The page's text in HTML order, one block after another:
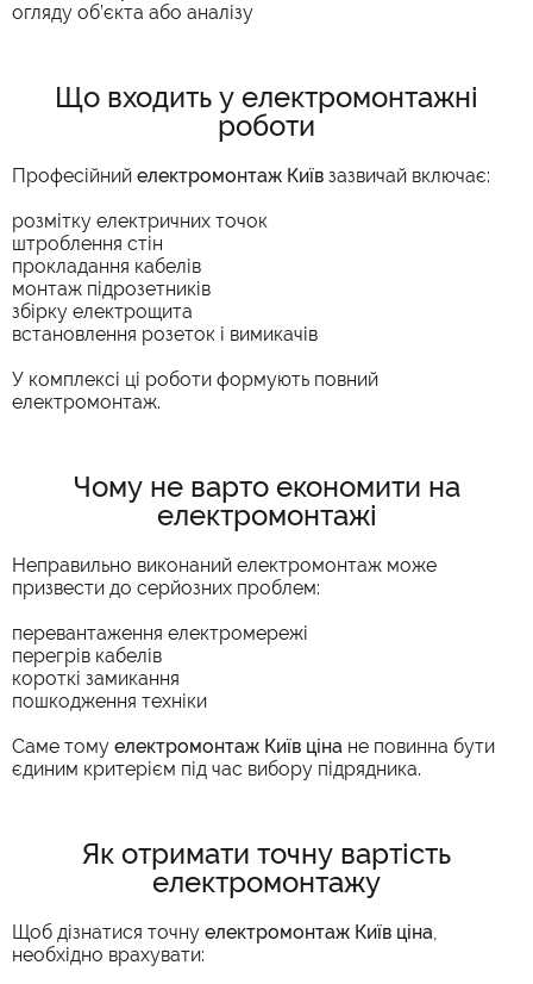
огляду об’єкта або аналізу
Що входить у електромонтажні
роботи
Професійний електромонтаж Київ зазвичай включає:
розмітку електричних точок
штроблення стін
прокладання кабелів
монтаж підрозетників
збірку електрощита
встановлення розеток і вимикачів
У комплексі ці роботи формують повний
електромонтаж.
Чому не варто економити на
електромонтажі
Неправильно виконаний електромонтаж може
призвести до серйозних проблем:
перевантаження електромережі
перегрів кабелів
короткі замикання
пошкодження техніки
Саме тому електромонтаж Київ ціна не повинна бути
єдиним критерієм під час вибору підрядника.
Як отримати точну вартість
електромонтажу
Щоб дізнатися точну електромонтаж Київ ціна,
необхідно врахувати: